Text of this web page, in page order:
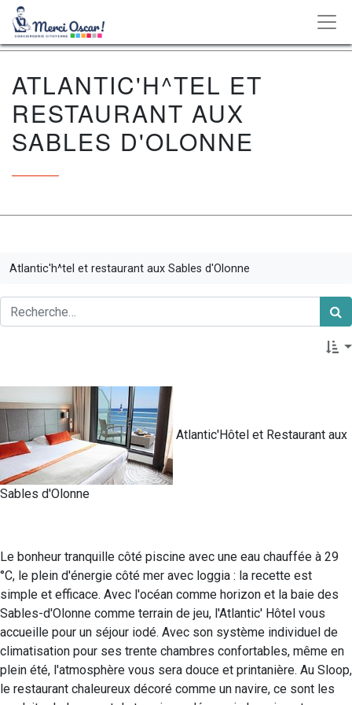
ATLANTIC'H^TEL ET
RESTAURANT AUX
SABLES D'OLONNE
Atlantic'h^tel et restaurant aux Sables d'Olonne
Atlantic'Hôtel et Restaurant aux
Sables d'Olonne
Le bonheur tranquille côté piscine avec une eau chauffée à 29
°C, le plein d'énergie côté mer avec loggia : la recette est
simple et efficace. Avec l'océan comme horizon et la baie des
Sables-d'Olonne comme terrain de jeu, l'Atlantic' Hôtel vous
accueille pour un séjour iodé. Avec son système individuel de
climatisation pour ses trente chambres confortables, même en
plein été, l'atmosphère vous sera douce et printanière. Au Sloop,
le restaurant chaleureux décoré comme un navire, ce sont les